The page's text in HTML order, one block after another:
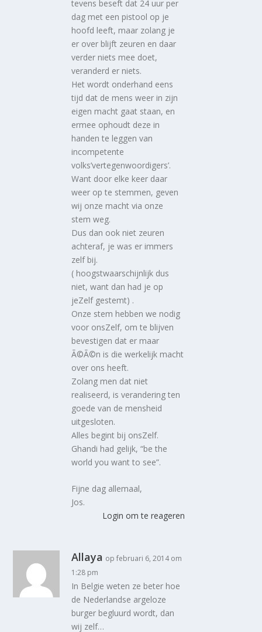
tevens beseft dat 24 uur per
dag met een pistool op je
hoofd leeft, maar zolang je
er over blijft zeuren en daar
verder niets mee doet,
veranderd er niets.
Het wordt onderhand eens
tijd dat de mens weer in zijn
eigen macht gaat staan, en
ermee ophoudt deze in
handen te leggen van
incompetente
volks’vertegenwoordigers’.
Want door elke keer daar
weer op te stemmen, geven
wij onze macht via onze
stem weg.
Dus dan ook niet zeuren
achteraf, je was er immers
zelf bij.
( hoogstwaarschijnlijk dus
niet, want dan had je op
jeZelf gestemt) .
Onze stem hebben we nodig
voor onsZelf, om te blijven
bevestigen dat er maar
Ã©Ã©n is die werkelijk macht
over ons heeft.
Zolang men dat niet
realiseerd, is verandering ten
goede van de mensheid
uitgesloten.
Alles begint bij onsZelf.
Ghandi had gelijk, “be the
world you want to see”.
Fijne dag allemaal,
Jos.
Login om te reageren
Allaya op februari 6, 2014 om
1:28 pm
In Belgie weten ze beter hoe
de Nederlandse argeloze
burger begluurd wordt, dan
wij zelf…